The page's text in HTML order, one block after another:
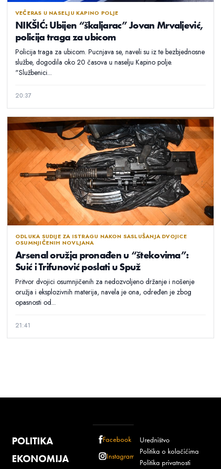
VEČERAS U NASELJU KAPINO POLJE
NIKŠIĆ: Ubijen “škaljarac” Jovan Mrvaljević,
policija traga za ubicom
Policija traga za ubicom. Pucnjava se, naveli su iz te bezbjednosne
službe, dogodila oko 20 časova u naselju Kapino polje.
"Službenici...
20:37
ODLUKA SUDIJE ZA ISTRAGU NAKON SASLUŠANJA DVOJICE
OSUMNJIČENIH NOVLJANA
Arsenal oružja pronađen u “štekovima”:
Suić i Trifunović poslati u Spuž
Pritvor dvojici osumnjičenih za nedozvoljeno držanje i nošenje
oružja i eksplozivnih materija, navela je ona, određen je zbog
opasnosti od...
21:41
POLITIKA
EKONOMIJA
Facebook
Instagram
Uredništvo
Politika o kolačićima
Politika privatnosti